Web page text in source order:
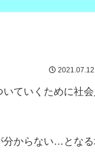
2021.07.12
ていくために社
分からない…とな